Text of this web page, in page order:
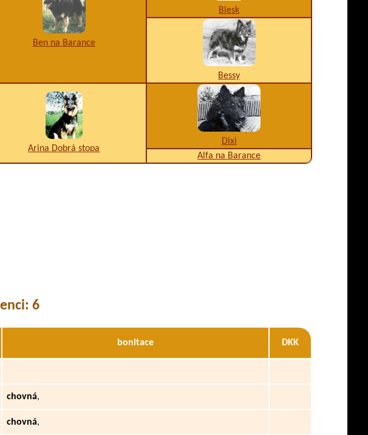
Ben na Barance
Blesk
Bessy
Arina Dobrá stopa
Dixi
Alfa na Barance
6
bonitace DKK
chovná,
chovná,